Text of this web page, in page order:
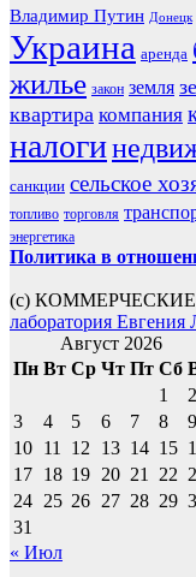
Владимир Путин Донецк
Украина аренда
жилье закон земля
квартира компания
налоги
санкции сельское
топливо торговля
энергетика
Политика в
(с) КОММЕРЧЕСКИЕ
лаборатория Евгения
Август 2026
Пн Вт Ср Чт Пт Сб
1
2
3
4 5 6 7 8
9
10 11 12 13 14 15
17 18 19 20 21 22
24 25 26 27 28 29
31
« Июл